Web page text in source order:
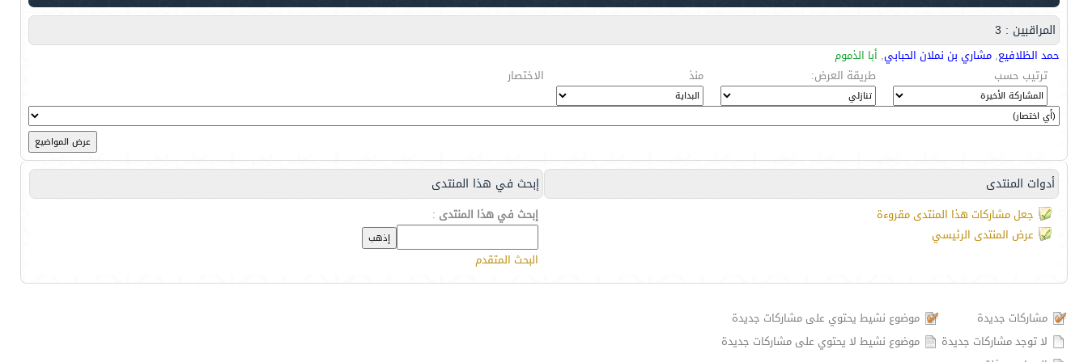
المراقبين : 3
حمد الظلافيع, مشاري بن نملان الحبابي, أبا الذموم
ترتيب حسب
طريقة العرض: منذ الاختصار
أدوات المنتدى إبحث في هذا المنتدى
جعل مشاركات هذا المنتدى مقروءة
عرض المنتدى الرئيسي
إبحث في هذا المنتدى :
البحث المتقدم
مشاركات جديدة
موضوع نشيط يحتوي على مشاركات جديدة
لا توجد مشاركات جديدة
موضوع نشيط لا يحتوي على مشاركات جديدة